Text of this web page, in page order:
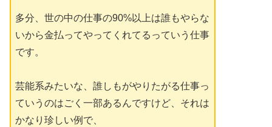
多分、世の中の仕事の90%以上は誰もやらな
いから金払ってやってくれてるっていう仕事
です。
芸能系みたいな、誰しもがやりたがる仕事っ
ていうのはごく一部あるんですけど、それは
かなり珍しい例で、